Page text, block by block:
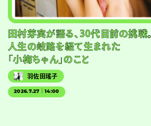
田村芽実が語る、30代目前の挑戦。
人生の岐路を経て生まれた
「小梅ちゃん」のこと
羽佐田瑤子
2026.7.27｜14:00